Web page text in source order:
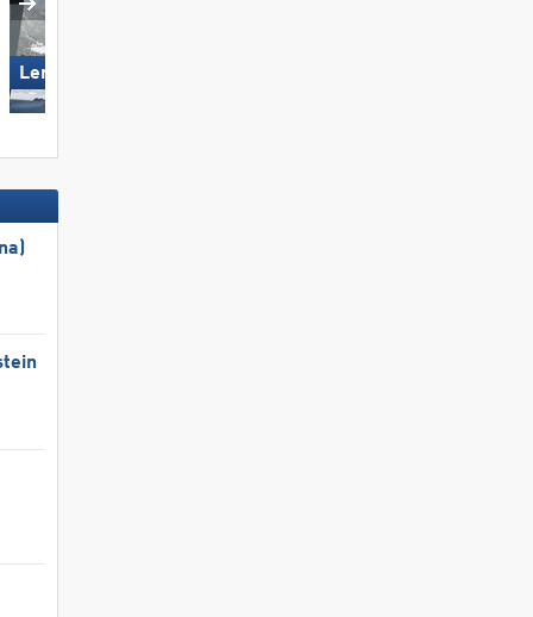
Lermoos – Grubigstein